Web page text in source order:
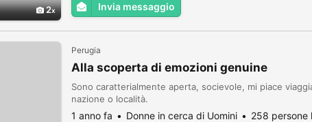
2 Invia messaggio
Perugia
Alla scoperta di emozioni genuine
Sono caratterialmente aperta, socievole, mi piace
nazione o località.
1 anno fa Donne in cerca di Uomini 258 persone